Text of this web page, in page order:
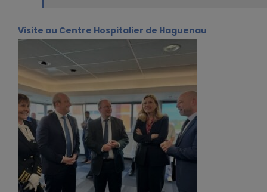
Visite au Centre Hospitalier de Haguenau